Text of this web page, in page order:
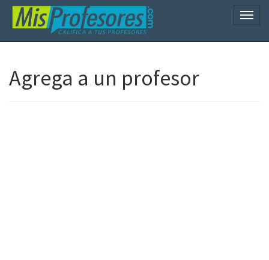
Agrega a un profesor